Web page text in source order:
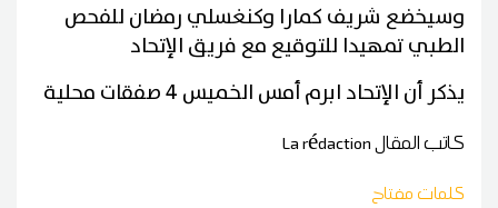
وسيخضع شريف كمارا وكنغسلي رمضان للفحص
الطبي تمهيدا للتوقيع مع فريق الإتحاد
يذكر أن الإتحاد ابرم أمس الخميس 4 صفقات محلية
كاتب المقالLa rédaction
كلمات مفتاح